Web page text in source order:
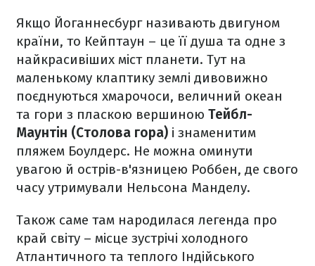
Якщо Йоганнесбург називають двигуном
країни, то Кейптаун – це її душа та одне з
найкрасивіших міст планети. Тут на
маленькому клаптику землі дивовижно
поєднуються хмарочоси, величний океан
та гори з пласкою вершиною Тейбл-
Маунтін (Столова гора) і знаменитим
пляжем Боулдерс. Не можна оминути
увагою й острів-в'язницею Роббен, де свого
часу утримували Нельсона Манделу.
Також саме там народилася легенда про
край світу – місце зустрічі холодного
Атлантичного та теплого Індійського